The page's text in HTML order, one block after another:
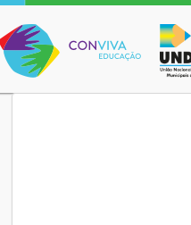
Conviva Educação